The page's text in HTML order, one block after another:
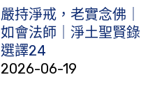
嚴持淨戒，老實念佛｜
如會法師｜淨土聖賢錄
選譯24
2026-06-19